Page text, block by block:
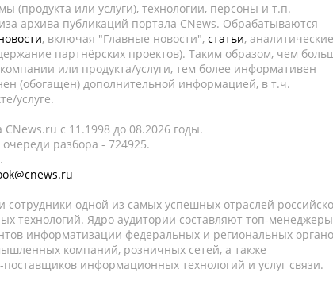
(продукта или услуги), технологии, персоны и т.п.
архива публикаций портала CNews. Обрабатываются
, включая "Главные новости", статьи, аналитические
партнёрских проектов). Таким образом, чем
или продукта/услуги, тем более информативен
(обогащен) дополнительной информацией, в т.ч.
услуге.
c 11.1998 до 08.2026 годы.
разбора - 724925.
сотрудники одной из самых успешных отраслей
технологий. Ядро аудитории составляют топ-
информатизации федеральных и региональных
компаний, розничных сетей, а также
информационных технологий и услуг связи.